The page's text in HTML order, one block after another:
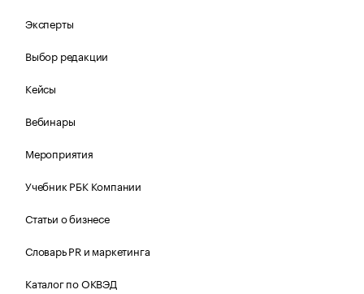
Эксперты
Выбор редакции
Кейсы
Вебинары
Мероприятия
Учебник РБК Компании
Статьи о бизнесе
Словарь PR и маркетинга
Каталог по ОКВЭД